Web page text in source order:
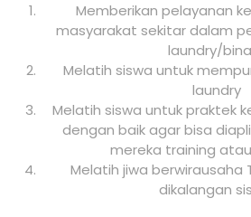
Memberikan pelayanan
masyarakat sekitar dalam
laundry/
Melatih siswa untuk
laundry
Melatih siswa untuk praktek
dengan baik agar bisa
mereka training
Melatih jiwa berwirausaha
dikalangan